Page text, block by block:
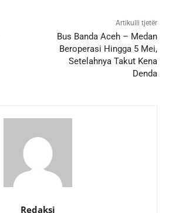
Artikulli tjetër
Bus Banda Aceh – Medan
Beroperasi Hingga 5 Mei,
Setelahnya Takut Kena
Denda
Redaksi